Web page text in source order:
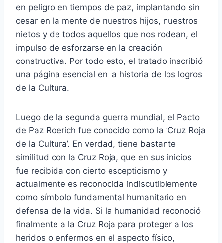
en peligro en tiempos de paz, implantando sin
cesar en la mente de nuestros hijos, nuestros
nietos y de todos aquellos que nos rodean, el
impulso de esforzarse en la creación
constructiva. Por todo esto, el tratado inscribió
una página esencial en la historia de los logros
de la Cultura.
Luego de la segunda guerra mundial, el Pacto
de Paz Roerich fue conocido como la ‘Cruz Roja
de la Cultura’. En verdad, tiene bastante
similitud con la Cruz Roja, que en sus inicios
fue recibida con cierto escepticismo y
actualmente es reconocida indiscutiblemente
como símbolo fundamental humanitario en
defensa de la vida. Si la humanidad reconoció
finalmente a la Cruz Roja para proteger a los
heridos o enfermos en el aspecto físico,